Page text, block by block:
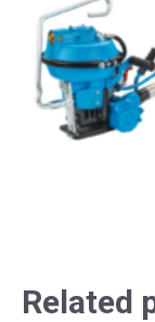
Related